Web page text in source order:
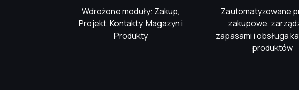
Wdrożone moduły: Zakup,
Projekt, Kontakty, Magazyn i
Produkty
Zautomatyzowane
zakupowe,
zapasami i obsługa
produktów